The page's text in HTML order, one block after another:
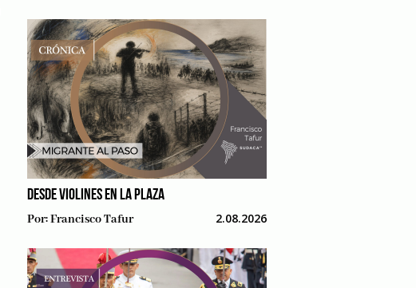
DESDE VIOLINES EN LA PLAZA
Por:Francisco Tafur 2.08.2026